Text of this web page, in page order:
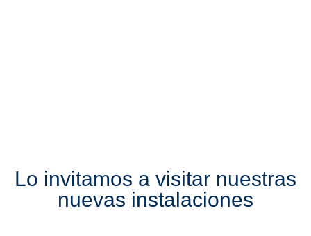
Lo invitamos a visitar nuestras
nuevas instalaciones